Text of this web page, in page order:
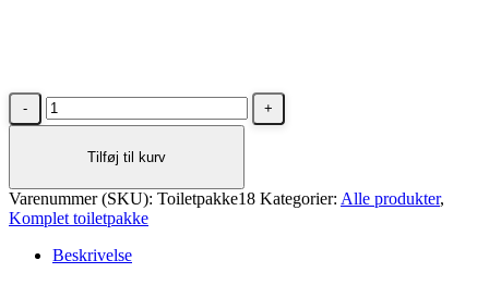
Komplet
toiletpakke
Børma
toilet,
toiletsæde
softclose
Tilføj til kurv
Varenummer (SKU): Toiletpakke18 Kategorier: Alle produkter,
Komplet toiletpakke
Beskrivelse